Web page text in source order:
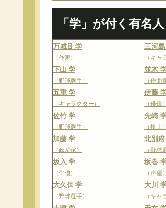
「学」が付く有名人
万城目 学
（作家）
三河
（キャ
下山 学
（野球選手）
並木
（作曲
五重 学
（キャラクター）
伊藤
（俳優）
佐竹 学
（野球選手）
先崎
（棋士）
加藤 学
（政治家）
北別
（野球
坂入 学
（俳優）
坂巻
（声優）
大久保 学
（野球選手）
大川
（キャ